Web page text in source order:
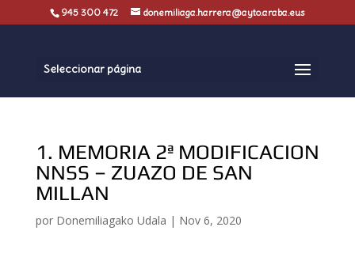
945 300 472 donemiliaga.harrera@ayto.araba.eus
Seleccionar página
1. MEMORIA 2ª MODIFICACION
NNSS – ZUAZO DE SAN
MILLAN
por Donemiliagako Udala | Nov 6, 2020